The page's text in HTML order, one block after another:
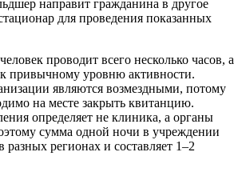
направит гражданина в другое
для проведения показанных
проводит всего несколько часов, а
к привычному уровню активности.
являются возмездными, потому
на месте закрыть квитанцию.
определяет не клиника, а органы
сумма одной ночи в учреждении
разных регионах и составляет 1–2